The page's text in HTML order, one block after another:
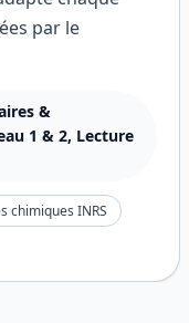
par le
&
1 & 2, Lecture
chimiques INRS